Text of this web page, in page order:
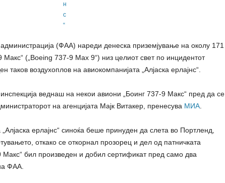
(ФАА) нареди денеска приземјување на околу 171
Макс“ („Boеing 737-9 Max 9“) низ целиот свет по инцидентот
таков воздухоплов на авиокомпанијата „Алјаска ерлајнс“.
веднаш на некои авиони „Боинг 737-9 Макс“ пред да се
на агенцијата Мајк Витакер, пренесува МИА.
ерлајнс“ синоќа беше принуден да слета во Портленд,
откако се откорнал прозорец и дел од патничката
Макс“ бил произведен и добил сертификат пред само два
ФАА.